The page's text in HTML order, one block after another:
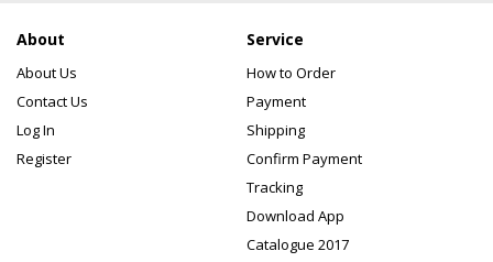
About
About Us
Contact Us
Log In
Register
Service
How to Order
Payment
Shipping
Confirm Payment
Tracking
Download App
Catalogue 2017